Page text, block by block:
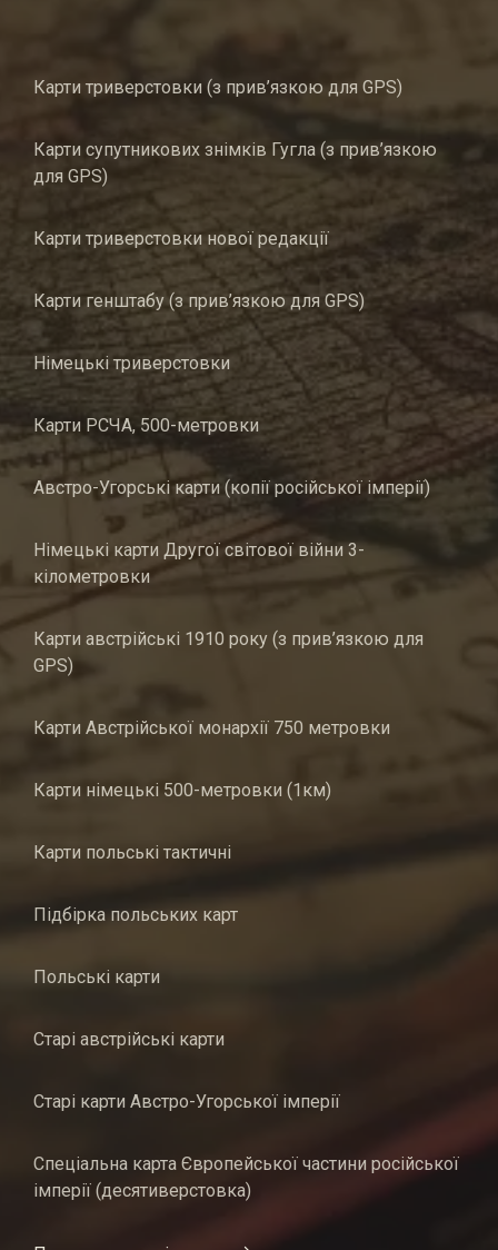
Карти триверстовки (з прив’язкою для GPS)
Карти супутникових знімків Гугла (з прив’язкою
для GPS)
Карти триверстовки нової редакції
Карти генштабу (з прив’язкою для GPS)
Німецькі триверстовки
Карти РСЧА, 500-метровки
Австро-Угорські карти (копії російської імперії)
Німецькі карти Другої світової війни 3-
кілометровки
Карти австрійські 1910 року (з прив’язкою для
GPS)
Карти Австрійської монархії 750 метровки
Карти німецькі 500-метровки (1км)
Карти польські тактичні
Підбірка польських карт
Польські карти
Старі австрійські карти
Старі карти Австро-Угорської імперії
Спеціальна карта Європейської частини російської
імперії (десятиверстовка)